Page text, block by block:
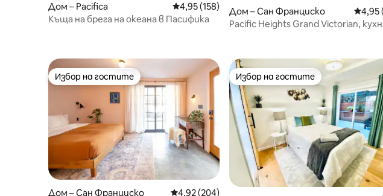
Дом – Pacifica Средна оценка: 4,95 от 5, 158 отзива
4,95 (158)
Къща на брега на океана в Пасифика
Дом – Сан Франциско
4,95
Pacific Heights Grand Victorian,
Избор на гостите
Избор на гостите
Дом – Сан Франциско Средна оценка: 4,92 от 5, 204 отзива
4,92 (204)
Избор на гостите
Избор на гостите